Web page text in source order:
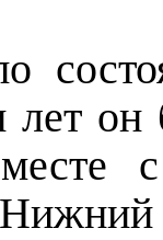
лет он